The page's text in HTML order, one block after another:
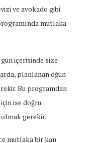
ve avokado gibi
mutlaka
içerisinde size
planlanan öğün
Bu programdan
ise doğru
gerekir.
mutlaka bir kan